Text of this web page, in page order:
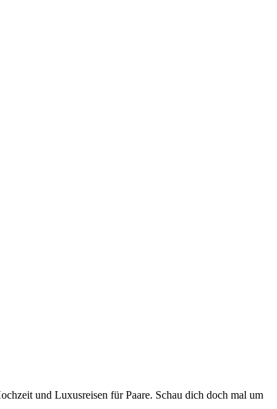
und Luxusreisen für Paare. Schau dich doch mal um